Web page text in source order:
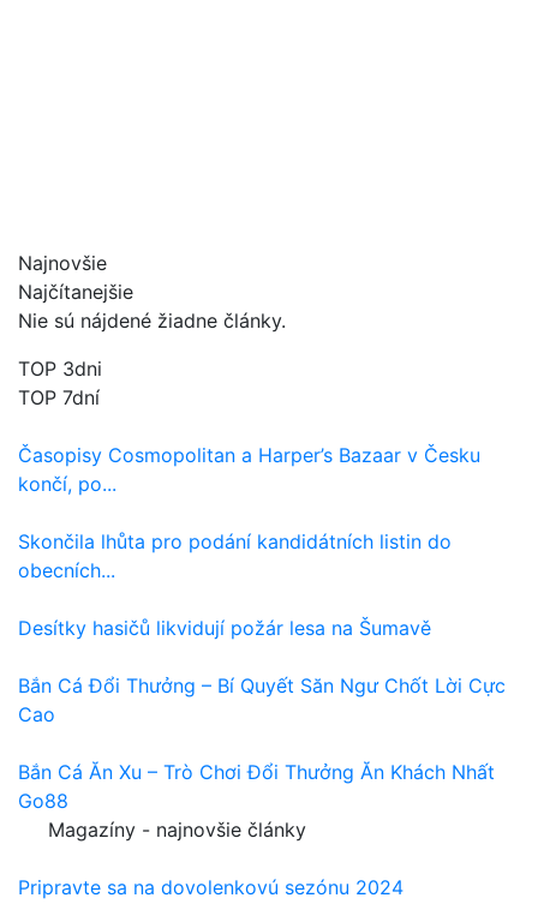
Najnovšie
Najčítanejšie
Nie sú nájdené žiadne články.
TOP 3dni
TOP 7dní
Časopisy Cosmopolitan a Harper’s Bazaar v Česku
končí, po...
Skončila lhůta pro podání kandidátních listin do
obecních...
Desítky hasičů likvidují požár lesa na Šumavě
Bắn Cá Đổi Thưởng – Bí Quyết Săn Ngư Chốt Lời Cực
Cao
Bắn Cá Ăn Xu – Trò Chơi Đổi Thưởng Ăn Khách Nhất
Go88
Magazíny - najnovšie články
Pripravte sa na dovolenkovú sezónu 2024